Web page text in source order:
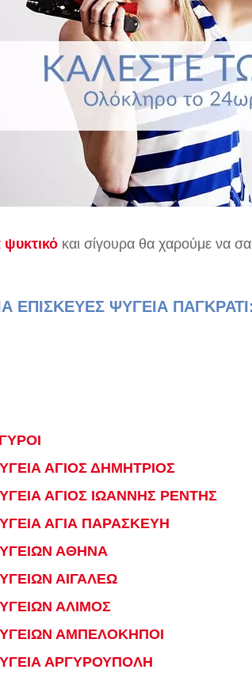
και σίγουρα θα χαρούμε να
ΕΠΙΣΚΕΥΕΣ ΨΥΓΕΙΑ ΠΑΓΚΡΑΤΙ:
ΑΓΙΟΣ ΔΗΜΗΤΡΙΟΣ
ΑΓΙΟΣ ΙΩΑΝΝΗΣ ΡΕΝΤΗΣ
ΑΓΙΑ ΠΑΡΑΣΚΕΥΗ
ΑΘΗΝΑ
ΑΙΓΑΛΕΩ
ΑΛΙΜΟΣ
ΑΜΠΕΛΟΚΗΠΟΙ
ΑΡΓΥΡΟΥΠΟΛΗ